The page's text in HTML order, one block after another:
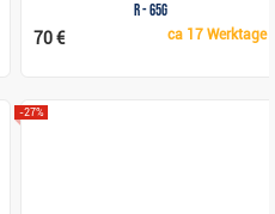
R - 65g
ca 17 Werktage
70 €
-27%